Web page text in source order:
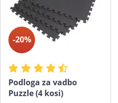
-20%
Podloga za vadbo
Puzzle (4 kosi)